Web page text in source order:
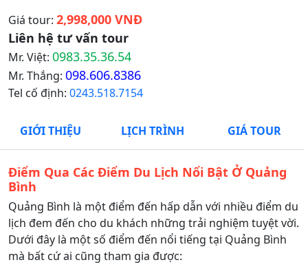
Giá tour: 2,998,000 VNĐ
Liên hệ tư vấn tour
Mr. Việt: 0983.35.36.54
Mr. Thắng: 098.606.8386
Tel cố định: 0243.518.7154
GIỚI THIỆU LỊCH TRÌNH GIÁ TOUR
Điểm Qua Các Điểm Du Lịch Nổi Bật Ở Quảng
Bình
Quảng Bình là một điểm đến hấp dẫn với nhiều điểm du
lịch đem đến cho du khách những trải nghiệm tuyệt vời.
Dưới đây là một số điểm đến nổi tiếng tại Quảng Bình
mà bất cứ ai cũng tham gia được: